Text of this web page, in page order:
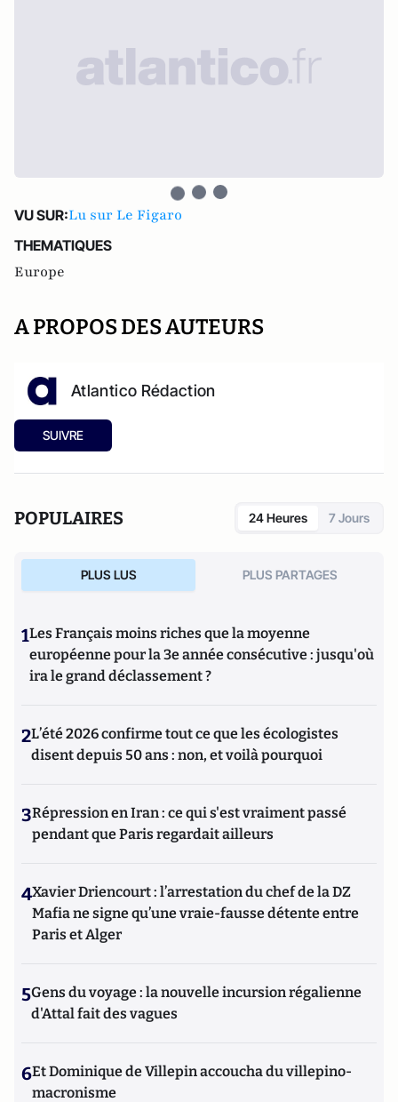
VU SUR:Lu sur Le Figaro
THEMATIQUES
Europe
A PROPOS DES AUTEURS
Atlantico Rédaction
SUIVRE
POPULAIRES 24 Heures 7 Jours
PLUS LUS PLUS PARTAGES
1Les Français moins riches que la moyenne
européenne pour la 3e année consécutive : jusqu'où
ira le grand déclassement ?
2L’été 2026 confirme tout ce que les écologistes
disent depuis 50 ans : non, et voilà pourquoi
3Répression en Iran : ce qui s'est vraiment passé
pendant que Paris regardait ailleurs
4Xavier Driencourt : l’arrestation du chef de la DZ
Mafia ne signe qu’une vraie-fausse détente entre
Paris et Alger
5Gens du voyage : la nouvelle incursion régalienne
d'Attal fait des vagues
6Et Dominique de Villepin accoucha du villepino-
macronisme